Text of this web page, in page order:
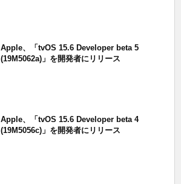
Apple、「tvOS 15.6 Developer beta 5
(19M5062a)」を開発者にリリース
Apple、「tvOS 15.6 Developer beta 4
(19M5056c)」を開発者にリリース